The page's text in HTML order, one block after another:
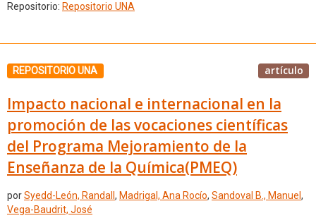
Repositorio: Repositorio UNA
REPOSITORIO UNA artículo
Impacto nacional e internacional en la
promoción de las vocaciones científicas
del Programa Mejoramiento de la
Enseñanza de la Química(PMEQ)
porSyedd-León, Randall , Madrigal, Ana Rocío, Sandoval B., Manuel ,
Vega-Baudrit, José